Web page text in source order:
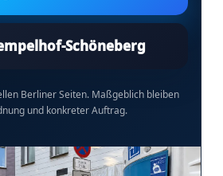
Schöneberg
Berliner Seiten. Maßgeblich bleiben
und konkreter Auftrag.